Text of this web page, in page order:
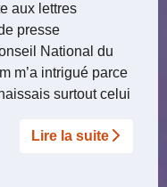
aux lettres
presse
National du
m’a intrigué parce
surtout celui
Lire la suite­­